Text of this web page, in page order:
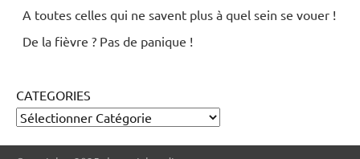
A toutes celles qui ne savent plus à quel sein se vouer !
De la fièvre ? Pas de panique !
CATEGORIES